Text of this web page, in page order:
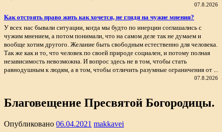
07.8.2026
Как отстоять право жить как хочется, не глядя на чужие мнения?
У всех нас бывали ситуации, когда мы будто по инерции соглашались с
чужим мнением, а потом понимали, что на самом деле так не думаем и
вообще хотим другого. Желание быть свободным естественно для человека.
Так же как и то, что человек по своей природе социален, и потому полная
независимость невозможна. И вопрос здесь не в том, чтобы стать
равнодушным к людям, а в том, чтобы отличить разумные ограничения от ...
07.8.2026
Благовещение Пресвятой Богородицы.
Опубликовано 06.04.2021 makkavei